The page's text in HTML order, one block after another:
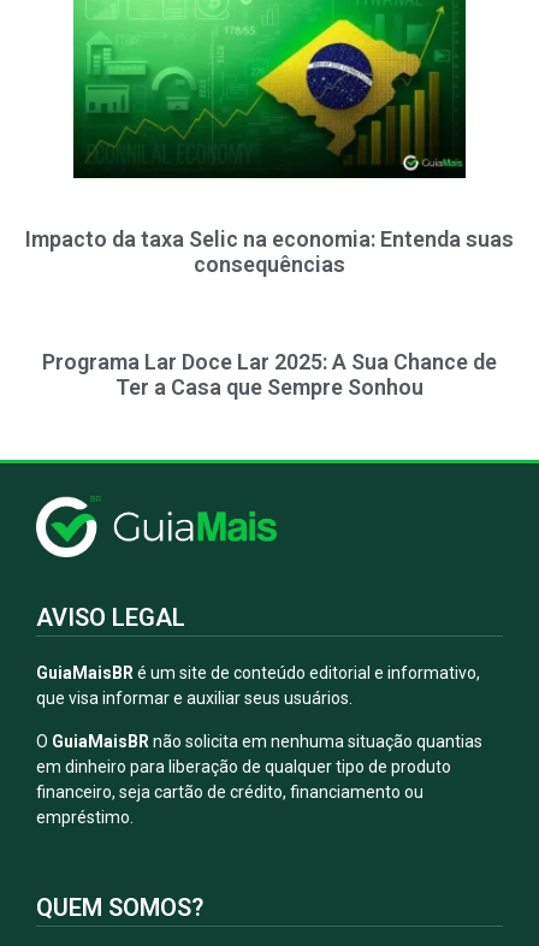
Impacto da taxa Selic na economia: Entenda suas
consequências
Programa Lar Doce Lar 2025: A Sua Chance de
Ter a Casa que Sempre Sonhou
AVISO LEGAL
GuiaMaisBRé um site de conteúdo editorial e informativo,
que visa informar e auxiliar seus usuários.
O GuiaMaisBR não solicita em nenhuma situação quantias
em dinheiro para liberação de qualquer tipo de produto
financeiro, seja cartão de crédito, financiamento ou
empréstimo.
QUEM SOMOS?